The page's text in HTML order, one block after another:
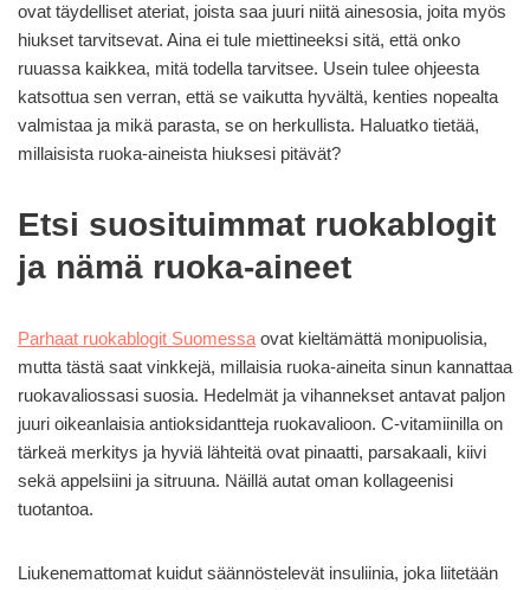
ovat täydelliset ateriat, joista saa juuri niitä ainesosia, joita myös
hiukset tarvitsevat. Aina ei tule miettineeksi sitä, että onko
ruuassa kaikkea, mitä todella tarvitsee. Usein tulee ohjeesta
katsottua sen verran, että se vaikutta hyvältä, kenties nopealta
valmistaa ja mikä parasta, se on herkullista. Haluatko tietää,
millaisista ruoka-aineista hiuksesi pitävät?
Etsi suosituimmat ruokablogit
ja nämä ruoka-aineet
Parhaat ruokablogit Suomessa ovat kieltämättä monipuolisia,
mutta tästä saat vinkkejä, millaisia ruoka-aineita sinun kannattaa
ruokavaliossasi suosia. Hedelmät ja vihannekset antavat paljon
juuri oikeanlaisia antioksidantteja ruokavalioon. C-vitamiinilla on
tärkeä merkitys ja hyviä lähteitä ovat pinaatti, parsakaali, kiivi
sekä appelsiini ja sitruuna. Näillä autat oman kollageenisi
tuotantoa.
Liukenemattomat kuidut säännöstelevät insuliinia, joka liitetään